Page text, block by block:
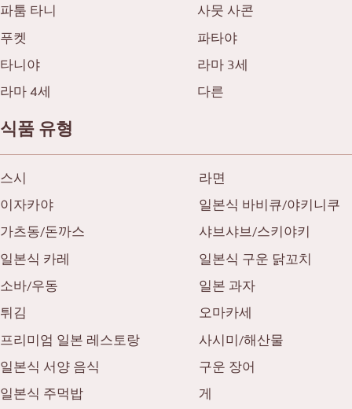
파툼 타니
사뭇 사콘
푸켓
파타야
타니야
라마 3세
라마 4세
다른
식품 유형
스시
라면
이자카야
일본식 바비큐/야키니쿠
가츠동/돈까스
샤브샤브/스키야키
일본식 카레
일본식 구운 닭꼬치
소바/우동
일본 과자
튀김
오마카세
프리미엄 일본 레스토랑
사시미/해산물
일본식 서양 음식
구운 장어
일본식 주먹밥
게